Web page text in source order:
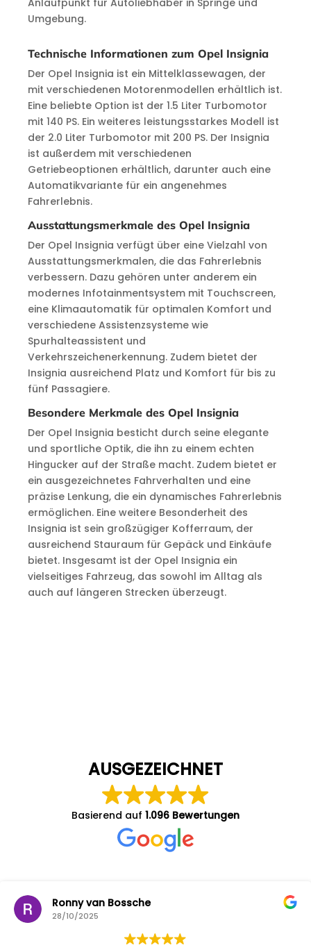
Anlaufpunkt für Autoliebhaber in Springe und
Umgebung.
Technische Informationen zum Opel Insignia
Der Opel Insignia ist ein Mittelklassewagen, der
mit verschiedenen Motorenmodellen erhältlich ist.
Eine beliebte Option ist der 1.5 Liter Turbomotor
mit 140 PS. Ein weiteres leistungsstarkes Modell ist
der 2.0 Liter Turbomotor mit 200 PS. Der Insignia
ist außerdem mit verschiedenen
Getriebeoptionen erhältlich, darunter auch eine
Automatikvariante für ein angenehmes
Fahrerlebnis.
Ausstattungsmerkmale des Opel Insignia
Der Opel Insignia verfügt über eine Vielzahl von
Ausstattungsmerkmalen, die das Fahrerlebnis
verbessern. Dazu gehören unter anderem ein
modernes Infotainmentsystem mit Touchscreen,
eine Klimaautomatik für optimalen Komfort und
verschiedene Assistenzsysteme wie
Spurhalteassistent und
Verkehrszeichenerkennung. Zudem bietet der
Insignia ausreichend Platz und Komfort für bis zu
fünf Passagiere.
Besondere Merkmale des Opel Insignia
Der Opel Insignia besticht durch seine elegante
und sportliche Optik, die ihn zu einem echten
Hingucker auf der Straße macht. Zudem bietet er
ein ausgezeichnetes Fahrverhalten und eine
präzise Lenkung, die ein dynamisches Fahrerlebnis
ermöglichen. Eine weitere Besonderheit des
Insignia ist sein großzügiger Kofferraum, der
ausreichend Stauraum für Gepäck und Einkäufe
bietet. Insgesamt ist der Opel Insignia ein
vielseitiges Fahrzeug, das sowohl im Alltag als
auch auf längeren Strecken überzeugt.
AUSGEZEICHNET
Basierend auf 1.096 Bewertungen
Ronny van Bossche
28/10/2025